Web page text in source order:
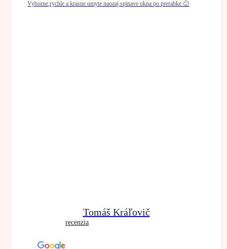
Vyborne,rychle a krasne umyte naozaj spinave okna po prerabke 🙂
Tomáš Kráľovič
recenzia